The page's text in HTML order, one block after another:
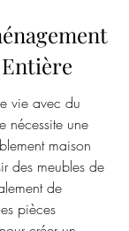
vie avec du
nécessite une
maison
des meubles de
de
pièces